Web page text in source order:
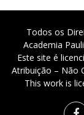
Todos os
Academia
Este site é
Atribuição – Não
This work is